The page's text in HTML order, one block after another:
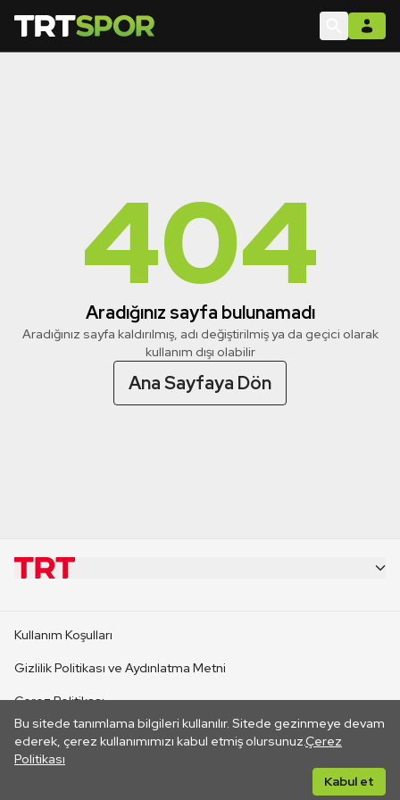
404
Aradığınız sayfa bulunamadı
Aradığınız sayfa kaldırılmış, adı değiştirilmiş ya da geçici olarak
kullanım dışı olabilir
Ana Sayfaya Dön
Bu sitede tanımlama bilgileri kullanılır. Sitede gezinmeye devam
ederek, çerez kullanımımızı kabul etmiş olursunuz.Çerez
Politikası
Kabul et
CANLI YAYINLAR
Kullanım Koşulları
Gizlilik Politikası ve Aydınlatma Metni
Çerez Politikası
İletişim
Her hakkı saklıdır. ©2026 TRT. Bağlantı yoluyla gidilen dış